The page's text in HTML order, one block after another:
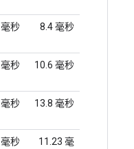
秒 8.4 毫秒
秒 10.6 毫秒
秒 13.8 毫秒
秒
11.23 毫